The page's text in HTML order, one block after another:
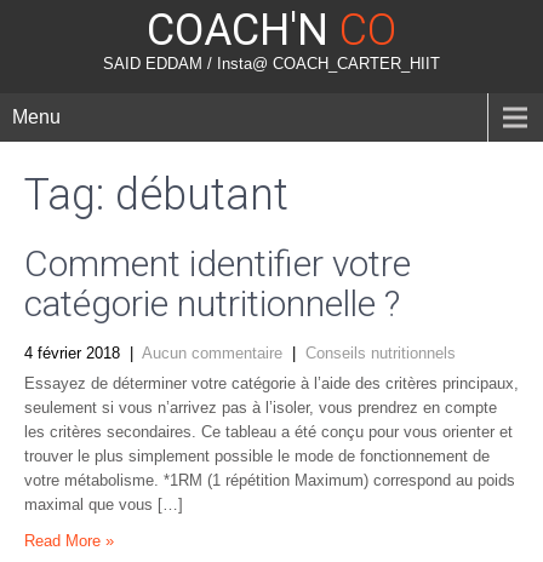
COACH'N CO
SAID EDDAM / Insta@ COACH_CARTER_HIIT
Menu
Tag: débutant
Comment identifier votre
catégorie nutritionnelle ?
4 février 2018 Aucun commentaire
Conseils nutritionnels
Essayez de déterminer votre catégorie à l’aide des critères principaux,
seulement si vous n’arrivez pas à l’isoler, vous prendrez en compte
les critères secondaires. Ce tableau a été conçu pour vous orienter et
trouver le plus simplement possible le mode de fonctionnement de
votre métabolisme. *1RM (1 répétition Maximum) correspond au poids
maximal que vous […]
Read More »